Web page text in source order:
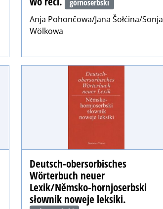
górnoserbski
Anja Pohončowa/Jana Šołćina/Sonja
Wölkowa
Deutsch-obersorbisches
Wörterbuch neuer
Lexik/Němsko-hornjoserbski
słownik noweje leksiki.